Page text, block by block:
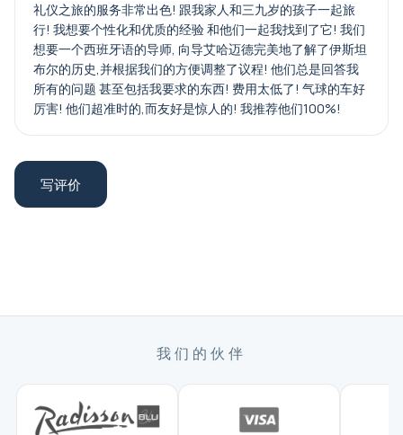
礼仪之旅的服务非常出色! 跟我家人和三九岁的孩子一起旅
行! 我想要个性化和优质的经验 和他们一起我找到了它! 我们
想要一个西班牙语的导师, 向导艾哈迈德完美地了解了伊斯坦
布尔的历史,并根据我们的方便调整了议程! 他们总是回答我
所有的问题 甚至包括我要求的东西! 费用太低了! 气球的车好
厉害! 他们超准时的,而友好是惊人的! 我推荐他们100%!
写评价
我们的伙伴